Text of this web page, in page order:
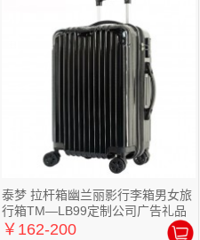
泰梦 拉杆箱幽兰丽影行李箱男女旅
行箱TM—LB99定制公司广告礼品
￥162-200